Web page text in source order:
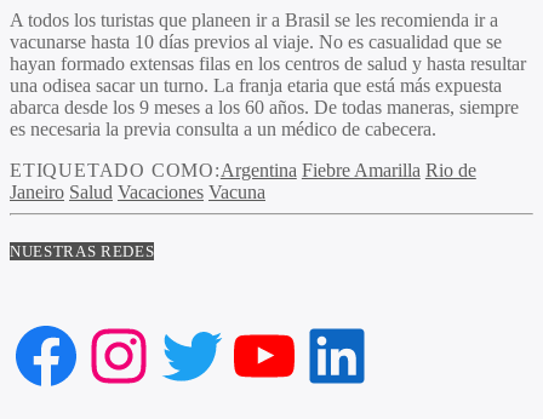
A todos los turistas que planeen ir a Brasil se les recomienda ir a
vacunarse hasta 10 días previos al viaje. No es casualidad que se
hayan formado extensas filas en los centros de salud y hasta resultar
una odisea sacar un turno. La franja etaria que está más expuesta
abarca desde los 9 meses a los 60 años. De todas maneras, siempre
es necesaria la previa consulta a un médico de cabecera.
ETIQUETADO COMO:Argentina Fiebre Amarilla Rio de
Janeiro Salud Vacaciones Vacuna
NUESTRAS REDES
Facebook
Instagram
Twitter
YouTube
LinkedIn